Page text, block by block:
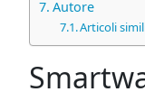
Autore
Articoli